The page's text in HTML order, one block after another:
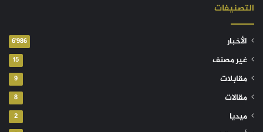
التصنيفات
الأخبار 6٬986
غير مصنف 15
مقابلات 9
مقالات 8
ميديا 2